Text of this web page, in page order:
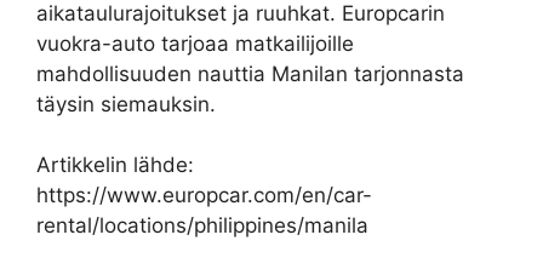
aikataulurajoitukset ja ruuhkat. Europcarin
vuokra-auto tarjoaa matkailijoille
mahdollisuuden nauttia Manilan tarjonnasta
täysin siemauksin.
Artikkelin lähde:
https://www.europcar.com/en/car-
rental/locations/philippines/manila